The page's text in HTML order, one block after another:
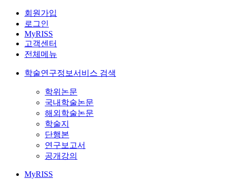
회원가입
로그인
MyRISS
고객센터
전체메뉴
학술연구정보서비스 검색
학위논문
국내학술논문
해외학술논문
학술지
단행본
연구보고서
공개강의
MyRISS